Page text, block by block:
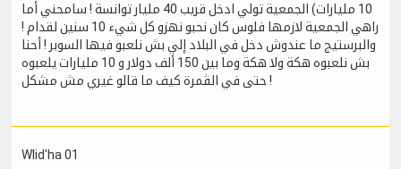
10 مليارات) الجمعية تولي ادخل قريب 40 مليار توانسة ! سامحني أما
راهي الجمعية لازمها فلوس كان نحبو نهزو كل شيء 10 سنين لقدام !
والبرستيج ما عندوش دخل في البلاد إلي بش نلعبو فيها السوبر ! أحنا
بش نلعبوه هكة ولا هكة وما بين 150 ألف دولار و 10 مليارات يلعبوه
حتى في الڨمرة كيف ما قالو غيري مش مشكل !
Wlid'ha 01